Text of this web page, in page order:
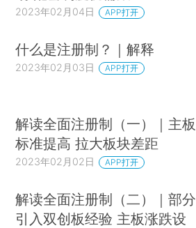
2023年02月04日 APP打开
什么是注册制？｜解释
2023年02月03日 APP打开
解读全面注册制（一）｜主板
标准提高 拉大板块差距
2023年02月02日 APP打开
解读全面注册制（二）｜部分
引入双创板经验 主板涨跌设